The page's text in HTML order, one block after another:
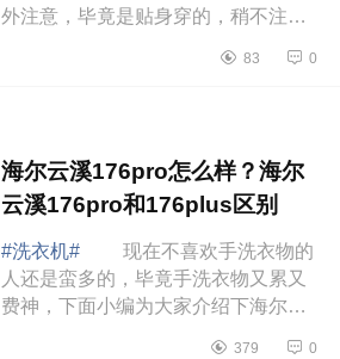
外注意，毕竟是贴身穿的，稍不注意
绍下小天鹅壁挂洗衣机哪款好用？小
83 0
海尔云溪176pro怎么样？海尔
云溪176pro和176plus区别
#洗衣机#
现在不喜欢手洗衣物的
人还是蛮多的，毕竟手洗衣物又累又
费神，下面小编为大家介绍下海尔云
379 0